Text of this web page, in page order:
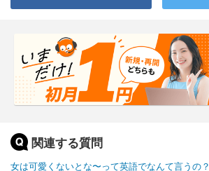
関連する質問
女は可愛くないとな〜って英語でなんて言うの？